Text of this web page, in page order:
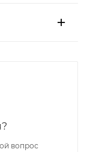
вопрос